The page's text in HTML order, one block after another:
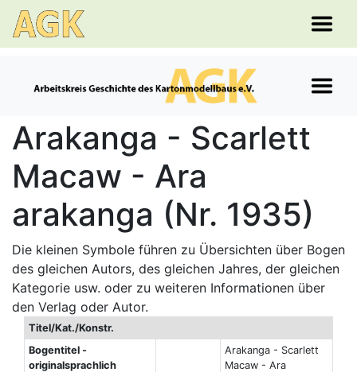
Arakanga - Scarlett
Macaw - Ara
arakanga (Nr. 1935)
Die kleinen Symbole führen zu Übersichten über Bogen
des gleichen Autors, des gleichen Jahres, der gleichen
Kategorie usw. oder zu weiteren Informationen über
den Verlag oder Autor.
Titel/Kat./Konstr.
Bogentitel -
originalsprachlich
Arakanga - Scarlett
Macaw - Ara